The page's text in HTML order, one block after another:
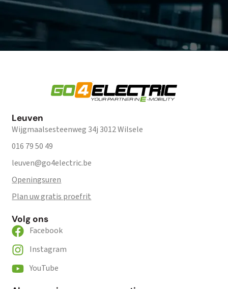
Leuven
Wijgmaalsesteenweg 34j 3012 Wilsele
016 79 50 49
leuven@go4electric.be
Openingsuren
Plan uw gratis proefrit
Volg ons
Facebook
Instagram
YouTube